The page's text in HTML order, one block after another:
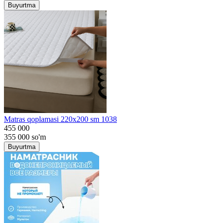
Buyurtma
Matras qoplamasi 220x200 sm 1038
455 000
355 000 so'm
Buyurtma